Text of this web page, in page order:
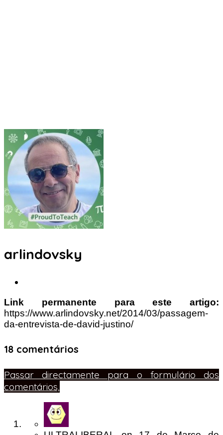
arlindovsky
Link permanente para este artigo:
https://www.arlindovsky.net/2014/03/passagem-
da-entrevista-de-david-justino/
18 comentários
Passar directamente para o formulário dos
comentários,